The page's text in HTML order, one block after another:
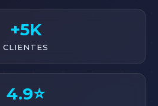
+5K
CLIENTES
4.9⭐